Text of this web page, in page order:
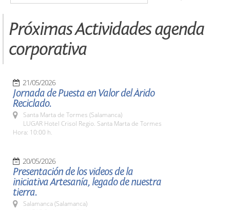
Próximas Actividades agenda
corporativa
21/05/2026
Jornada de Puesta en Valor del Árido
Reciclado.
Santa Marta de Tormes (Salamanca)
LUGAR Hotel Crisol Regio. Santa Marta de Tormes
Hora: 10:00 h.
20/05/2026
Presentación de los videos de la
iniciativa Artesanía, legado de nuestra
tierra.
Salamanca (Salamanca)